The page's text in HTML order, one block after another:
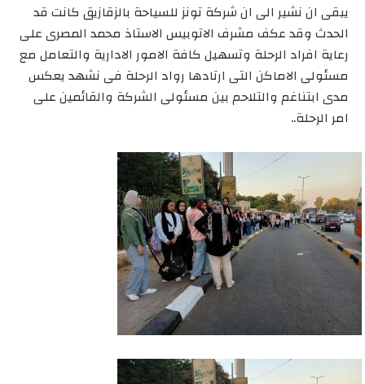
يبقى ان نشير الى ان شركة تونز للسياحة بالزقازيق كانت قد
الحدث وقد عكف مشرف الاتوبيس الاستاذ محمد المصرى على
رعاية افراد الرحلة وتسهيل كافة الامور الادارية والتعامل مع
مسئولى الاماكن التى ارتادها رواد الرحلة فى نشهد يعكس
مدى ابتناغم والتلاحم بين مسئولى الشركة والقائمين على
امر الرحلة..